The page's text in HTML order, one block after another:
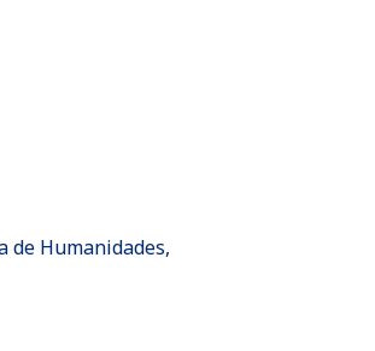
de Humanidades,